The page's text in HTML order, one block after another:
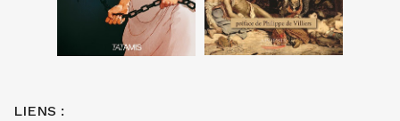
LIENS :